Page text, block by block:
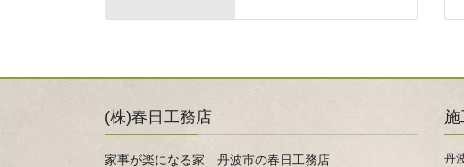
(株)春日工務店
家事が楽になる家 丹波市の春日工務店
施
丹